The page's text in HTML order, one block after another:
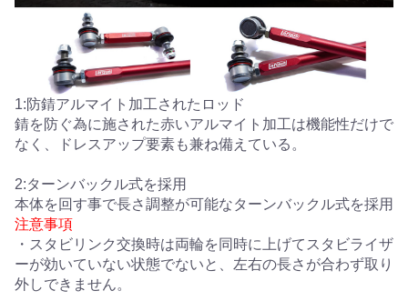
1:防錆アルマイト加工されたロッド
錆を防ぐ為に施された赤いアルマイト加工は機能性だけで
なく、ドレスアップ要素も兼ね備えている。
2:ターンバックル式を採用
本体を回す事で長さ調整が可能なターンバックル式を採用
注意事項
・スタビリンク交換時は両輪を同時に上げてスタビライザ
ーが効いていない状態でないと、左右の長さが合わず取り
外しできません。